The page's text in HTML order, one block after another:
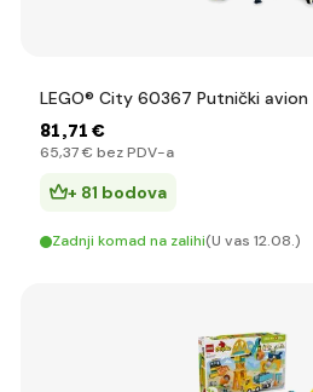
LEGO® City 60367 Putnički avion
81,71 €
65,37 € bez PDV-a
+ 81 bodova
Zadnji komad na zalihi(U vas 12.08.)